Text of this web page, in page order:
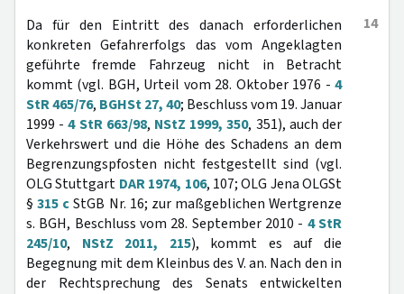
14
Da für den Eintritt des danach erforderlichen
konkreten Gefahrerfolgs das vom Angeklagten
geführte fremde Fahrzeug nicht in Betracht
kommt (vgl. BGH, Urteil vom 28. Oktober 1976 - 4
StR 465/76, BGHSt 27, 40; Beschluss vom 19. Januar
1999 -4 StR 663/98, NStZ 1999, 350, 351), auch der
Verkehrswert und die Höhe des Schadens an dem
Begrenzungspfosten nicht festgestellt sind (vgl.
OLG Stuttgart DAR 1974, 106, 107; OLG Jena OLGSt
§315 cStGB Nr. 16; zur maßgeblichen Wertgrenze
s. BGH, Beschluss vom 28. September 2010 - 4 StR
245/10, NStZ 2011, 215), kommt es auf die
Begegnung mit dem Kleinbus des V. an. Nach den in
der Rechtsprechung des Senats entwickelten